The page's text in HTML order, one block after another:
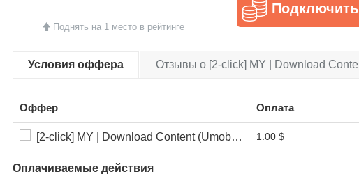
Поднять на 1 место в рейтинге
Условия оффера Отзывы о [2-click] MY | Download
Оффер Оплата
[2-click] MY | Download Content (Umobile) | Thom Key 1.00 $
Оплачиваемые действия